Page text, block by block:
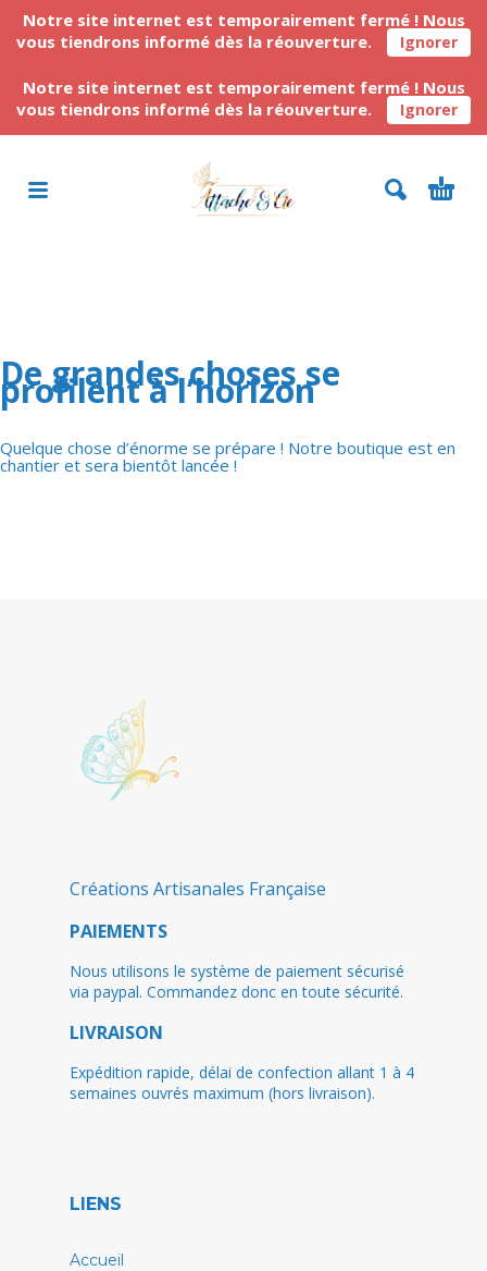
Notre site internet est temporairement fermé ! Nous
vous tiendrons informé dès la réouverture.
Ignorer
Notre site internet est temporairement fermé ! Nous
vous tiendrons informé dès la réouverture.
Ignorer
De grandes choses se
profilent à l’horizon
Quelque chose d’énorme se prépare ! Notre boutique est en
chantier et sera bientôt lancée !
Créations Artisanales Française
PAIEMENTS
Nous utilisons le système de paiement sécurisé
via paypal. Commandez donc en toute sécurité.
LIVRAISON
Expédition rapide, délai de confection allant 1 à 4
semaines ouvrés maximum (hors livraison).
LIENS
Accueil